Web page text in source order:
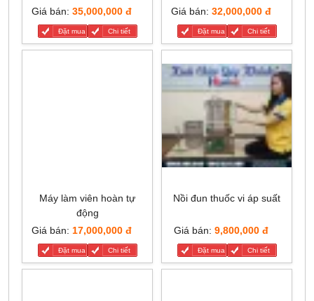
Giá bán: 35,000,000 đ
Đặt mua Chi tiết
Giá bán: 32,000,000 đ
Đặt mua Chi tiết
Máy làm viên hoàn tự
động
Giá bán: 17,000,000 đ
Đặt mua Chi tiết
Nồi đun thuốc vi áp suất
Giá bán: 9,800,000 đ
Đặt mua Chi tiết